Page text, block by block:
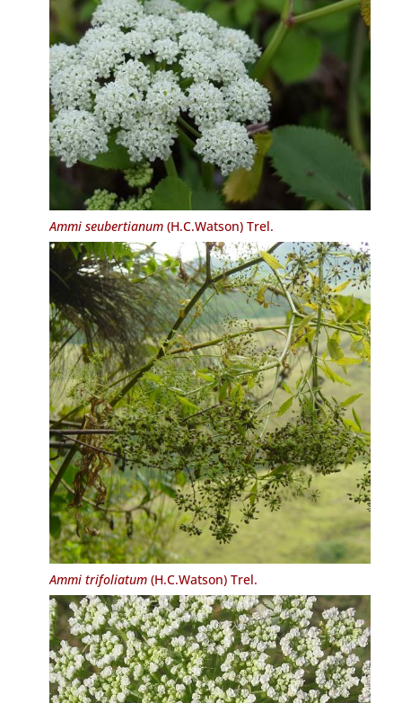
Ammi seubertianum(H.C.Watson) Trel.
Ammi trifoliatum(H.C.Watson) Trel.